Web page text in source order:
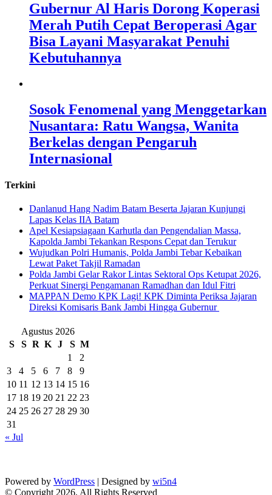
Gubernur Al Haris Dorong Koperasi
Merah Putih Cepat Beroperasi Agar
Bisa Layani Masyarakat Penuhi
Kebutuhannya
Sosok Fenomenal yang Menggetarkan
Nusantara: Ratu Wangsa, Wanita
Berkelas dengan Pengaruh
Internasional
Terkini
Danlanud Hang Nadim Batam Beserta Jajaran Kunjungi
Lapas Kelas IIA Batam
Apel Kesiapsiagaan Karhutla dan Pengendalian Massa,
Kapolda Jambi Tekankan Respons Cepat dan Terukur
Wujudkan Polri Humanis, Polda Jambi Tebar Kebaikan
Lewat Paket Takjil Ramadan
Polda Jambi Gelar Rakor Lintas Sektoral Ops Ketupat 2026,
Perkuat Sinergi Pengamanan Ramadhan dan Idul Fitri
‎MAPPAN Demo KPK Lagi! KPK Diminta Periksa Jajaran
Direksi Komisaris Bank Jambi Hingga Gubernur ‎
Agustus 2026
S
S R K J S M
1
2
3
4 5 6 7 8
9
10 11 12 13 14 15 16
17 18 19 20 21 22 23
24 25 26 27 28 29 30
31
« Jul
Powered by WordPress | Designed by wi5n4
© Copyright 2026, All Rights Reserved